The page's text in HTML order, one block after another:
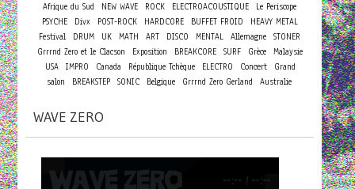
Afrique du Sud
NEW WAVE ROCK ELECTROACOUSTIQUE
Le Periscope
PSYCHE
Divx POST-ROCK HARDCORE BUFFET FROID
HEAVY METAL
Festival
DRUM UK MATH ART DISCO MENTAL Allemagne STONER
Grrrnd Zero et le Clacson
Exposition BREAKCORE SURF Grèce
Malaysie
USA IMPRO Canada République Tchèque ELECTRO Concert
Grand
salon
BREAKSTEP SONIC Belgique Grrrnd Zero Gerland Australie
WAVE ZERO